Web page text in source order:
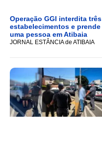
Operação GGI interdita três
estabelecimentos e prende
uma pessoa em Atibaia
JORNAL ESTÂNCIA de ATIBAIA